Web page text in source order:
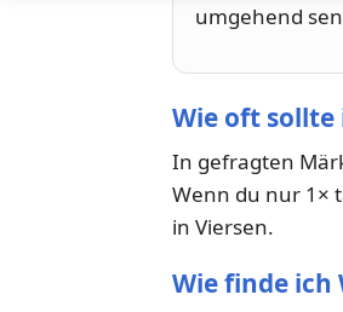
umgehend
Wie oft sollte
In gefragten
Wenn du nur 1×
in Viersen.
Wie finde